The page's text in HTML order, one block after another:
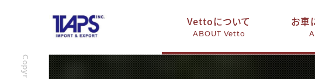
Vettoについて
ABOUT Vetto
お車